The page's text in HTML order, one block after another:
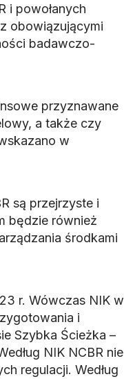
i powołanych
obowiązującymi
badawczo-
przyznawane
a także czy
w
są przejrzyste i
będzie również
środkami
r. Wówczas NIK w
i
Szybka Ścieżka –
NIK NCBR nie
regulacji. Według